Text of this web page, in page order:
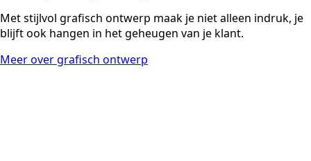
Met stijlvol grafisch ontwerp maak je niet alleen indruk, je
blijft ook hangen in het geheugen van je klant.
Meer over grafisch ontwerp